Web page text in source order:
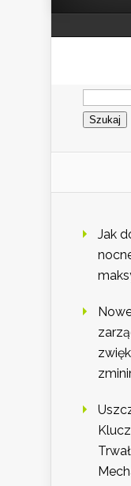
Szukaj:
Jak